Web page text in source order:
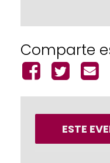
Comparte
ESTE